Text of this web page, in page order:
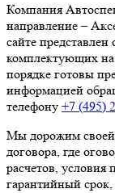
Компания
направление –
сайте
комплектующих
порядке готовы
информацией
телефону +7 (495)
Мы дорожим своей
договора, где
расчетов, условия
гарантийный срок,